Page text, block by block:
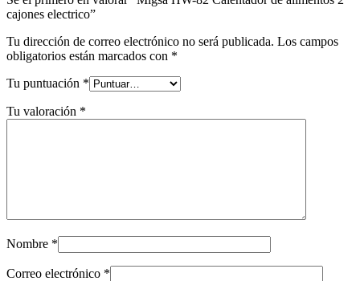
cajones electrico”
Tu dirección de correo electrónico no será publicada. Los campos
obligatorios están marcados con *
Tu puntuación *
Tu valoración *
Nombre *
Correo electrónico *